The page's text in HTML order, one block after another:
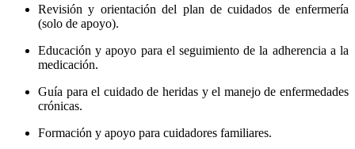
Revisión y orientación del plan de cuidados de enfermería
(solo de apoyo).
Educación y apoyo para el seguimiento de la adherencia a la
medicación.
Guía para el cuidado de heridas y el manejo de enfermedades
crónicas.
Formación y apoyo para cuidadores familiares.